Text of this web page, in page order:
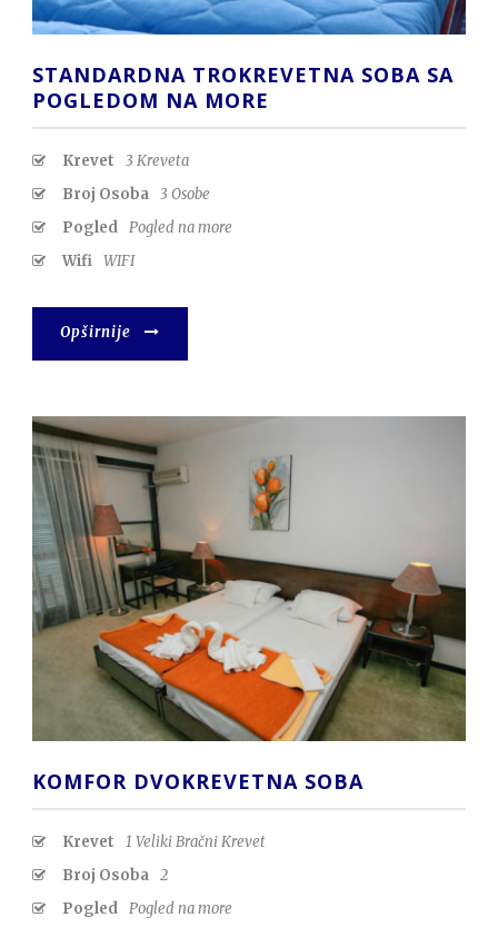
STANDARDNA TROKREVETNA SOBA SA
POGLEDOM NA MORE
Krevet
3 Kreveta
Broj Osoba 3 Osobe
Pogled Pogled na more
Wifi WIFI
Opširnije
KOMFOR DVOKREVETNA SOBA
Krevet
1 Veliki Bračni Krevet
Broj Osoba 2
Pogled Pogled na more